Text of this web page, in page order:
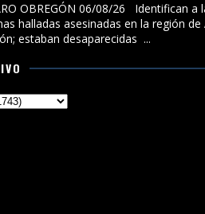
OBREGÓN 06/08/26 Identifican a
halladas asesinadas en la región de
estaban desaparecidas ...